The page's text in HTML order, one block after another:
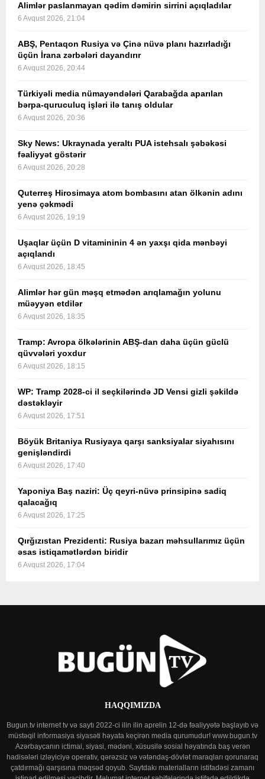
Alimlər paslanmayan qədim dəmirin sirrini açıqladılar
6 Avqust 2026, 21:04
ABŞ, Pentaqon Rusiya və Çinə nüvə planı hazırladığı
üçün İrana zərbələri dayandırır
6 Avqust 2026, 20:44
Türkiyəli media nümayəndələri Qarabağda aparılan
bərpa-quruculuq işləri ilə tanış oldular
6 Avqust 2026, 20:36
Sky News: Ukraynada yeraltı PUA istehsalı şəbəkəsi
fəaliyyət göstərir
6 Avqust 2026, 20:28
Quterreş Hirosimaya atom bombasını atan ölkənin adını
yenə çəkmədi
6 Avqust 2026, 19:19
Uşaqlar üçün D vitamininin 4 ən yaxşı qida mənbəyi
açıqlandı
6 Avqust 2026, 18:45
Alimlər hər gün məşq etmədən arıqlamağın yolunu
müəyyən etdilər
6 Avqust 2026, 18:35
Tramp: Avropa ölkələrinin ABŞ-dan daha üçün güclü
qüvvələri yoxdur
6 Avqust 2026, 18:15
WP: Tramp 2028-ci il seçkilərində JD Vensi gizli şəkildə
dəstəkləyir
6 Avqust 2026, 17:51
Böyük Britaniya Rusiyaya qarşı sanksiyalar siyahısını
genişləndirdi
6 Avqust 2026, 17:40
Yaponiya Baş naziri: Üç qeyri-nüvə prinsipinə sadiq
qalacağıq
6 Avqust 2026, 17:25
Qırğızıstan Prezidenti: Rusiya bazarı məhsullarımız üçün
əsas istiqamətlərdən biridir
6 Avqust 2026, 17:04
HAQQIMIZDA
Bugun.tv internet tv və saytı 2022-ci ilin ilin aprelin 12-də fəaliyyətə başlayıb və
müstəqil informasiya siyasəti həyata keçirən media qurumudur! www.bugun.tv
Azərbaycanın ictimai, siyasi, mədəni, xüsusilə sosial həyatında baş verən
hadisələri izləyiciyə operativ, qərəzsiz və vətəndaş-dövlət maraqları qorunaraq
çatdırmağı qarşısına məqsəd qoyub. Saytdakı materialların istifadəsi zamanı